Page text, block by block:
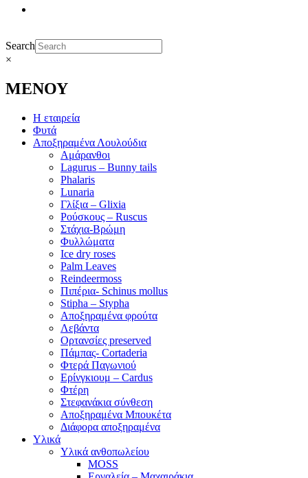
Search
×
ΜΕΝΟΥ
Η εταιρεία
Φυτά
Αποξηραμένα Λουλούδια
Αμάρανθοι
Lagurus – Bunny tails
Phalaris
Lunaria
Γλίξια – Glixia
Ρούσκους – Ruscus
Στάχια-Βρώμη
Φυλλώματα
Ice dry roses
Palm Leaves
Reindeermoss
Πιπέρια- Schinus mollus
Stipha – Stypha
Αποξηραμένα φρούτα
Λεβάντα
Ορτανσίες preserved
Πάμπας- Cortaderia
Φτερά Παγωνιού
Ερίνγκιουμ – Cardus
Φτέρη
Στεφανάκια σύνθεση
Αποξηραμένα Μπουκέτα
Διάφορα αποξηραμένα
Υλικά
Υλικά ανθοπωλείου
MOSS